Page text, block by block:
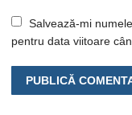
Salvează-mi
pentru data viitoare